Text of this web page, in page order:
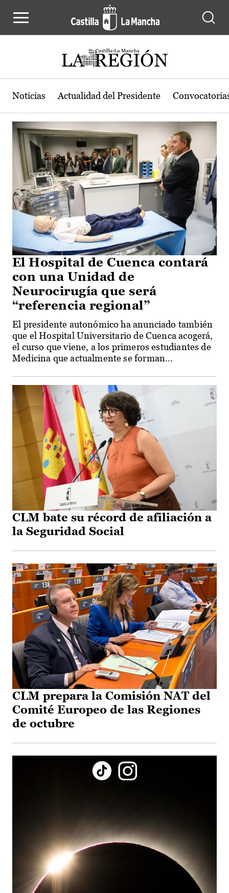
Actualidad de la región de Castilla-
Noticias Actualidad del Presidente
El Hospital de Cuenca contará
con una Unidad de
Neurocirugía que será
“referencia regional”
El presidente autonómico ha anunciado también
que el Hospital Universitario de Cuenca acogerá,
el curso que viene, a los primeros estudiantes de
Medicina que actualmente se forman...
CLM bate su récord de afiliación a
la Seguridad Social
CLM prepara la Comisión NAT del
Comité Europeo de las Regiones
de octubre